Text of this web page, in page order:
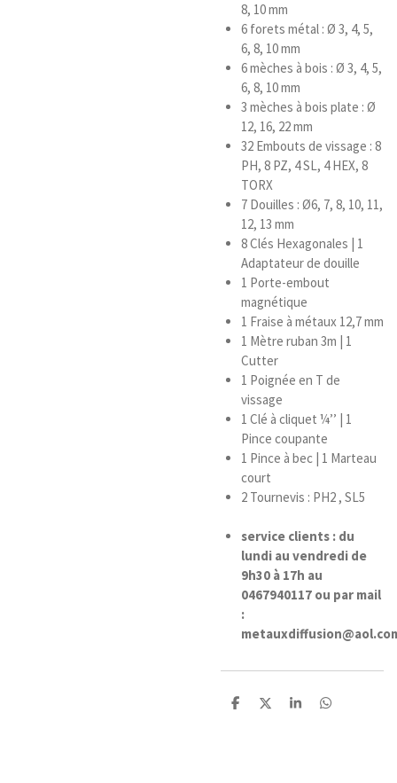
8, 10 mm
6 forets métal : Ø 3, 4, 5,
6, 8, 10 mm
6 mèches à bois : Ø 3, 4, 5,
6, 8, 10 mm
3 mèches à bois plate : Ø
12, 16, 22 mm
32 Embouts de vissage : 8
PH, 8 PZ, 4 SL, 4 HEX, 8
TORX
7 Douilles : Ø6, 7, 8, 10, 11,
12, 13 mm
8 Clés Hexagonales | 1
Adaptateur de douille
1 Porte-embout
magnétique
1 Fraise à métaux 12,7 mm
1 Mètre ruban 3m | 1
Cutter
1 Poignée en T de
vissage
1 Clé à cliquet ¼’’ | 1
Pince coupante
1 Pince à bec | 1 Marteau
court
2 Tournevis : PH2 , SL5
service clients : du
lundi au vendredi de
9h30 à 17h au
0467940117 ou par mail
:
P
P
P
P